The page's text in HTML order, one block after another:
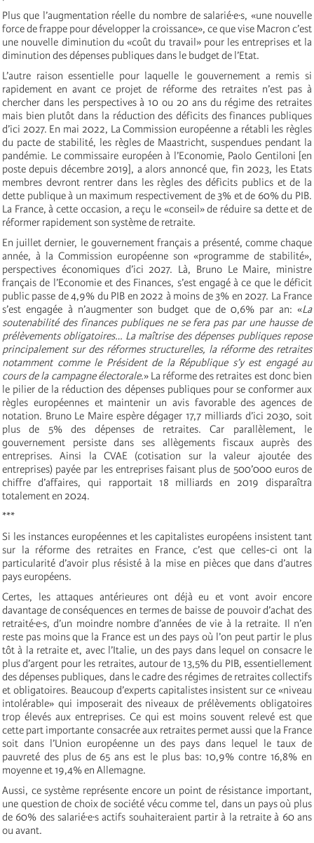
Plus que l’augmentation réelle du nombre de salarié·e·s, «une nouvelle
force de frappe pour développer la croissance», ce que vise Macron c’est
une nouvelle diminution du «coût du travail» pour les entreprises et la
diminution des dépenses publiques dans le budget de l’Etat.
L’autre raison essentielle pour laquelle le gouvernement a remis si
rapidement en avant ce projet de réforme des retraites n’est pas à
chercher dans les perspectives à 10 ou 20 ans du régime des retraites
mais bien plutôt dans la réduction des déficits des finances publiques
d’ici 2027. En mai 2022, La Commission européenne a rétabli les règles
du pacte de stabilité, les règles de Maastricht, suspendues pendant la
pandémie. Le commissaire européen à l’Economie, Paolo Gentiloni [en
poste depuis décembre 2019], a alors annoncé que, fin 2023, les Etats
membres devront rentrer dans les règles des déficits publics et de la
dette publique à un maximum respectivement de 3% et de 60% du PIB.
La France, à cette occasion, a reçu le «conseil» de réduire sa dette et de
réformer rapidement son système de retraite.
En juillet dernier, le gouvernement français a présenté, comme chaque
année, à la Commission européenne son «programme de stabilité»,
perspectives économiques d’ici 2027. Là, Bruno Le Maire, ministre
français de l’Economie et des Finances, s’est engagé à ce que le déficit
public passe de 4,9% du PIB en 2022 à moins de 3% en 2027. La France
s’est engagée à n’augmenter son budget que de 0,6% par an: «La
soutenabilité des finances publiques ne se fera pas par une hausse de
prélèvements obligatoires… La maîtrise des dépenses publiques repose
principalement sur des réformes structurelles, la réforme des retraites
notamment comme le Président de la République s’y est engagé au
cours de la campagne électorale.» La réforme des retraites est donc bien
le pilier de la réduction des dépenses publiques pour se conformer aux
règles européennes et maintenir un avis favorable des agences de
notation. Bruno Le Maire espère dégager 17,7 milliards d’ici 2030, soit
plus de 5% des dépenses de retraites. Car parallèlement, le
gouvernement persiste dans ses allègements fiscaux auprès des
entreprises. Ainsi la CVAE (cotisation sur la valeur ajoutée des
entreprises) payée par les entreprises faisant plus de 500’000 euros de
chiffre d’affaires, qui rapportait 18 milliards en 2019 disparaîtra
totalement en 2024.
***
Si les instances européennes et les capitalistes européens insistent tant
sur la réforme des retraites en France, c’est que celles-ci ont la
particularité d’avoir plus résisté à la mise en pièces que dans d’autres
pays européens.
Certes, les attaques antérieures ont déjà eu et vont avoir encore
davantage de conséquences en termes de baisse de pouvoir d’achat des
retraité·e·s, d’un moindre nombre d’années de vie à la retraite. Il n’en
reste pas moins que la France est un des pays où l’on peut partir le plus
tôt à la retraite et, avec l’Italie, un des pays dans lequel on consacre le
plus d’argent pour les retraites, autour de 13,5% du PIB, essentiellement
des dépenses publiques, dans le cadre des régimes de retraites collectifs
et obligatoires. Beaucoup d’experts capitalistes insistent sur ce «niveau
intolérable» qui imposerait des niveaux de prélèvements obligatoires
trop élevés aux entreprises. Ce qui est moins souvent relevé est que
cette part importante consacrée aux retraites permet aussi que la France
soit dans l’Union européenne un des pays dans lequel le taux de
pauvreté des plus de 65 ans est le plus bas: 10,9% contre 16,8% en
moyenne et 19,4% en Allemagne.
Aussi, ce système représente encore un point de résistance important,
une question de choix de société vécu comme tel, dans un pays où plus
de 60% des salarié·e·s actifs souhaiteraient partir à la retraite à 60 ans
ou avant.